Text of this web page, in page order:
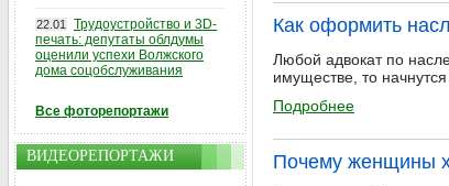
Как оформить
Любой адвокат по
имуществе, то
Подробнее
Почему женщины
22.01
Трудоустройство и 3D-
печать: депутаты облдумы
оценили успехи Волжского
дома соцобслуживания
Все фоторепортажи
ВИДЕОРЕПОРТАЖИ